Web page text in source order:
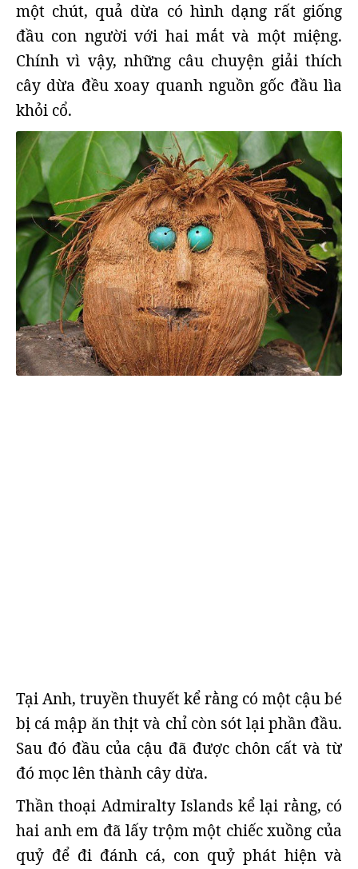
một chút, quả dừa có hình dạng rất giống
đầu con người với hai mắt và một miệng.
Chính vì vậy, những câu chuyện giải thích
cây dừa đều xoay quanh nguồn gốc đầu lìa
khỏi cổ.
Tại Anh, truyền thuyết kể rằng có một cậu bé
bị cá mập ăn thịt và chỉ còn sót lại phần đầu.
Sau đó đầu của cậu đã được chôn cất và từ
đó mọc lên thành cây dừa.
Thần thoại Admiralty Islands kể lại rằng, có
hai anh em đã lấy trộm một chiếc xuồng của
quỷ để đi đánh cá, con quỷ phát hiện và